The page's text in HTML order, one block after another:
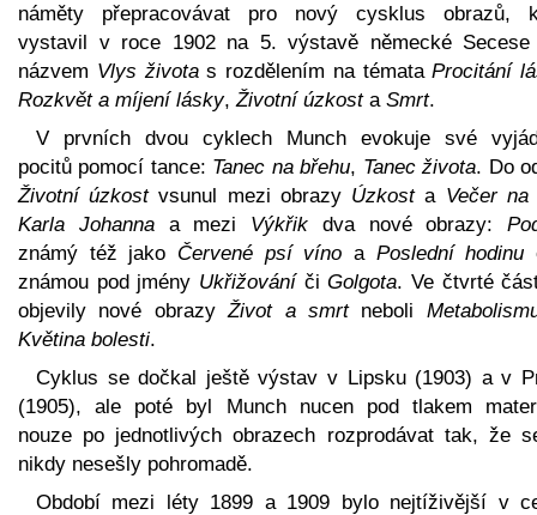
náměty přepracovávat pro nový cysklus obrazů,
vystavil v roce 1902 na 5. výstavě německé Secese
názvem Vlys životas rozdělením na témataProcitání
Rozkvět a míjení lásky, Životní úzkosta Smrt.
V prvních dvou cyklech Munch evokuje své
pocitů pomocí tance: Tanec na břehu, Tanec života. Do
Životní úzkostvsunul mezi obrazy Úzkosta Večer na
Karla Johannaa mezi Výkřik dva nové obrazy:
známý též jako Červené psí víno a Poslední hodinu
známou pod jmény UkřižováníčiGolgota. Ve čtvrté
objevily nové obrazyŽivot a smrtneboli
Květina bolesti.
Cyklus se dočkal ještě výstav v Lipsku (1903) a v
(1905), ale poté byl Munch nucen pod tlakem
nouze po jednotlivých obrazech rozprodávat tak, že
nikdy nesešly pohromadě.
Období mezi léty 1899 a 1909 bylo nejtíživější v